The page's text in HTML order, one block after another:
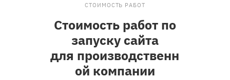
СТОИМОСТЬ РАБОТ
Стоимость работ по
запуску сайта
для производственн
ой компании